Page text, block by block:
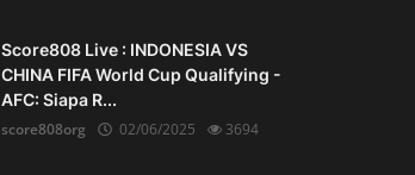
Score808 Live : INDONESIA VS
CHINA FIFA World Cup Qualifying -
AFC: Siapa R...
score808org
02/06/2025 3694